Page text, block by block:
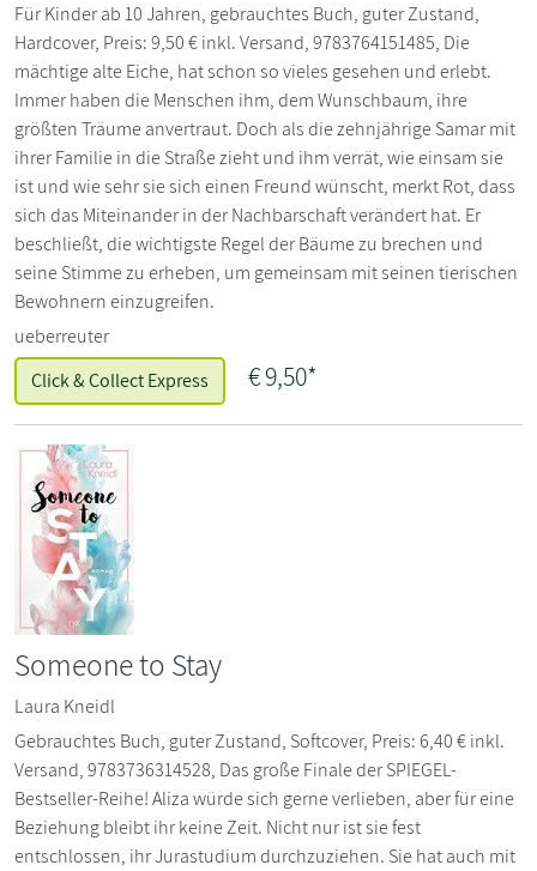
Für Kinder ab 10 Jahren, gebrauchtes Buch, guter Zustand,
Hardcover, Preis: 9,50 € inkl. Versand, 9783764151485, Die
mächtige alte Eiche, hat schon so vieles gesehen und erlebt.
Immer haben die Menschen ihm, dem Wunschbaum, ihre
größten Träume anvertraut. Doch als die zehnjährige Samar mit
ihrer Familie in die Straße zieht und ihm verrät, wie einsam sie
ist und wie sehr sie sich einen Freund wünscht, merkt Rot, dass
sich das Miteinander in der Nachbarschaft verändert hat. Er
beschließt, die wichtigste Regel der Bäume zu brechen und
seine Stimme zu erheben, um gemeinsam mit seinen tierischen
Bewohnern einzugreifen.
ueberreuter
Click & Collect Express
€9,50*
Someone to Stay
Laura Kneidl
Gebrauchtes Buch, guter Zustand, Softcover, Preis: 6,40 € inkl.
Versand, 9783736314528, Das große Finale der SPIEGEL-
Bestseller-Reihe! Aliza würde sich gerne verlieben, aber für eine
Beziehung bleibt ihr keine Zeit. Nicht nur ist sie fest
entschlossen, ihr Jurastudium durchzuziehen. Sie hat auch mit